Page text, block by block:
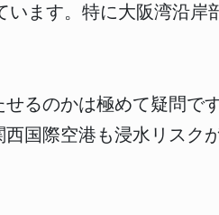
ます。特に大阪湾沿岸
るのかは極めて疑問です
国際空港も浸水リスク